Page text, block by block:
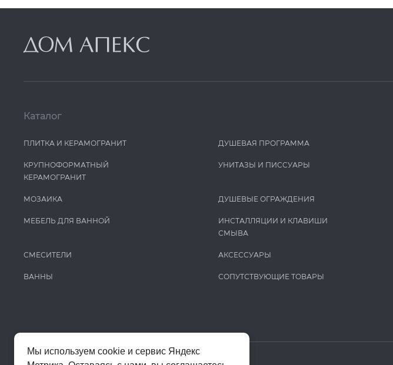
Каталог
ПЛИТКА И КЕРАМОГРАНИТ
КРУПНОФОРМАТНЫЙ
КЕРАМОГРАНИТ
МОЗАИКА
МЕБЕЛЬ ДЛЯ ВАННОЙ
СМЕСИТЕЛИ
ВАННЫ
ДУШЕВАЯ ПРОГРАММА
УНИТАЗЫ И ПИCCУАРЫ
ДУШЕВЫЕ ОГРАЖДЕНИЯ
ИНСТАЛЛЯЦИИ И КЛАВИШИ
СМЫВА
АКСЕССУАРЫ
СОПУТСТВУЮЩИЕ ТОВАРЫ
Мы используем cookie и сервис Яндекс